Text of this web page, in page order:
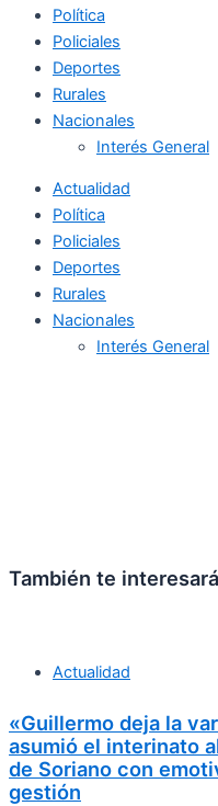
Política
Policiales
Deportes
Rurales
Nacionales
Interés General
Actualidad
Política
Policiales
Deportes
Rurales
Nacionales
Interés General
También te
Actualidad
«Guillermo deja la
asumió el interinato
de Soriano con
gestión